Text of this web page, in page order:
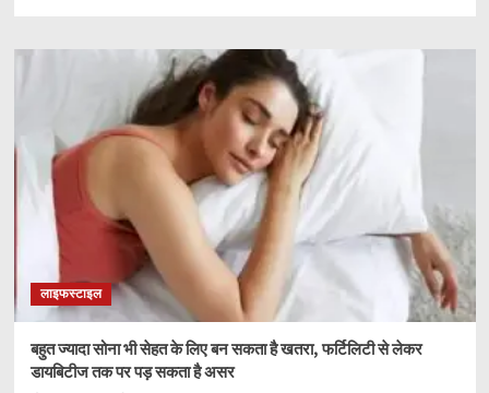
लाइफस्टाइल
बहुत ज्यादा सोना भी सेहत के लिए बन सकता है खतरा, फर्टिलिटी से लेकर
डायबिटीज तक पर पड़ सकता है असर